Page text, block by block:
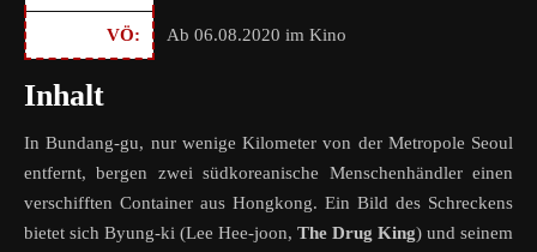
VÖ: Ab 06.08.2020 im Kino
Inhalt
In Bundang-gu, nur wenige Kilometer von der Metropole Seoul
entfernt, bergen zwei südkoreanische Menschenhändler einen
verschifften Container aus Hongkong. Ein Bild des Schreckens
bietet sich Byung-ki (Lee Hee-joon, The Drug King) und seinem